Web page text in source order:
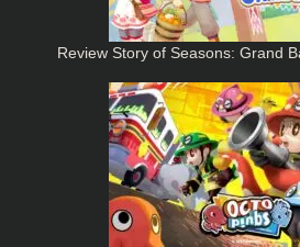
Review Story of Seasons: Grand